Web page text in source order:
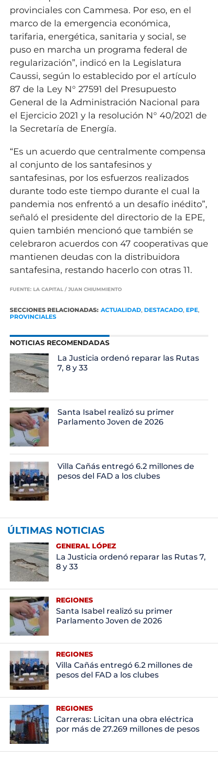
provinciales con Cammesa. Por eso, en el
marco de la emergencia económica,
tarifaria, energética, sanitaria y social, se
puso en marcha un programa federal de
regularización”, indicó en la Legislatura
Caussi, según lo establecido por el artículo
87 de la Ley N° 27591 del Presupuesto
General de la Administración Nacional para
el Ejercicio 2021 y la resolución N° 40/2021 de
la Secretaría de Energía.
“Es un acuerdo que centralmente compensa
al conjunto de los santafesinos y
santafesinas, por los esfuerzos realizados
durante todo este tiempo durante el cual la
pandemia nos enfrentó a un desafío inédito”,
señaló el presidente del directorio de la EPE,
quien también mencionó que también se
celebraron acuerdos con 47 cooperativas que
mantienen deudas con la distribuidora
santafesina, restando hacerlo con otras 11.
FUENTE: LA CAPITAL / JUAN CHIUMMIENTO
SECCIONES RELACIONADAS: ACTUALIDAD, DESTACADO, EPE,
PROVINCIALES
NOTICIAS RECOMENDADAS
La Justicia ordenó reparar las Rutas
7, 8 y 33
Santa Isabel realizó su primer
Parlamento Joven de 2026
Villa Cañás entregó 6.2 millones de
pesos del FAD a los clubes
ÚLTIMAS NOTICIAS
GENERAL LÓPEZ
La Justicia ordenó reparar las Rutas 7,
8 y 33
REGIONES
Santa Isabel realizó su primer
Parlamento Joven de 2026
REGIONES
Villa Cañás entregó 6.2 millones de
pesos del FAD a los clubes
REGIONES
Carreras: Licitan una obra eléctrica
por más de 27.269 millones de pesos